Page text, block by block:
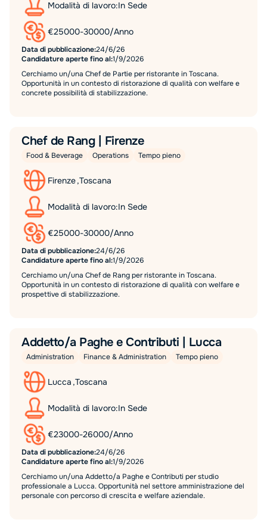
Modalità di lavoro:In Sede
€25000-30000/Anno
Data di pubblicazione:24/6/26
Candidature aperte fino al:1/9/2026
Cerchiamo un/una Chef de Partie per ristorante in Toscana.
Opportunità in un contesto di ristorazione di qualità con welfare e
concrete possibilità di stabilizzazione.
Chef de Rang | Firenze
Food & Beverage Operations Tempo pieno
Firenze,Toscana
Modalità di lavoro:In Sede
€25000-30000/Anno
Data di pubblicazione:24/6/26
Candidature aperte fino al:1/9/2026
Cerchiamo un/una Chef de Rang per ristorante in Toscana.
Opportunità in un contesto di ristorazione di qualità con welfare e
prospettive di stabilizzazione.
Addetto/a Paghe e Contributi | Lucca
Administration Finance & Administration Tempo pieno
Lucca ,Toscana
Modalità di lavoro:In Sede
€23000-26000/Anno
Data di pubblicazione:24/6/26
Candidature aperte fino al:1/9/2026
Cerchiamo un/una Addetto/a Paghe e Contributi per studio
professionale a Lucca. Opportunità nel settore amministrazione del
personale con percorso di crescita e welfare aziendale.